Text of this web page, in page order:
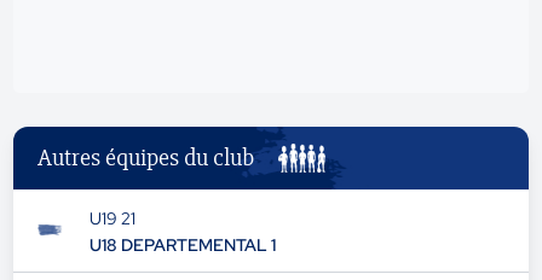
Autres équipes du club
U19 21
U18 DEPARTEMENTAL 1